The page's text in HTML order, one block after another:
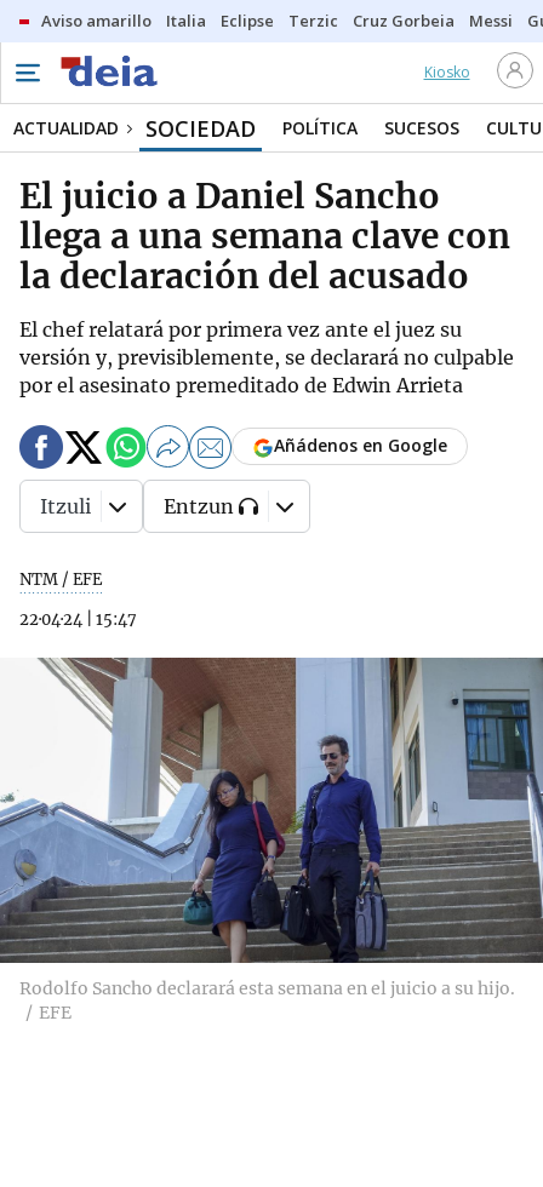
Aviso amarillo Italia Eclipse Terzic Cruz Gorbeia Messi
Kiosko
ACTUALIDAD SOCIEDAD POLÍTICA SUCESOS
El juicio a Daniel Sancho
llega a una semana clave con
la declaración del acusado
El chef relatará por primera vez ante el juez su
versión y, previsiblemente, se declarará no culpable
por el asesinato premeditado de Edwin Arrieta
NTM / EFE
22·04·24
15:47
Añádenos en Google
Itzuli Entzun
Rodolfo Sancho declarará esta semana en el juicio a su hijo.
EFE